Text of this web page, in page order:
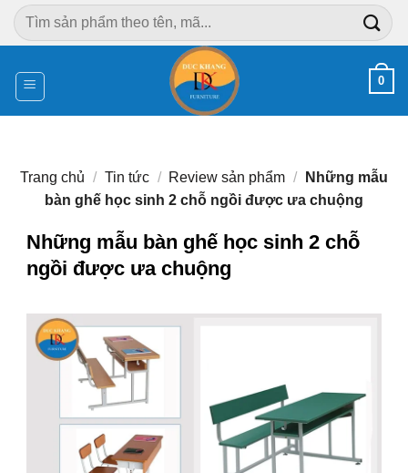
Chuyển
đến
dung
Tìm
kiếm:
0
Trang chủ / Tin tức / Review sản phẩm /
Những mẫu
bàn ghế học sinh 2 chỗ ngồi được ưa chuộng
Những mẫu bàn ghế học sinh 2 chỗ
ngồi được ưa chuộng